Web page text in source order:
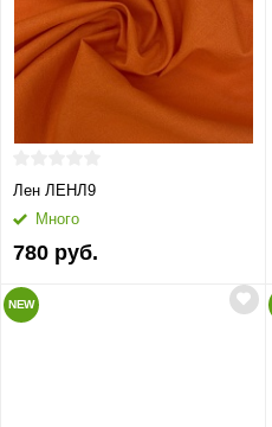
Лен ЛЕНЛ9
Много
780 руб.
NEW